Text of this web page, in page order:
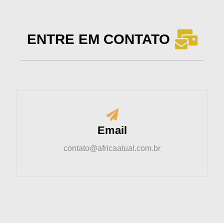
ENTRE EM CONTATO
Email
contato@africaatual.com.br